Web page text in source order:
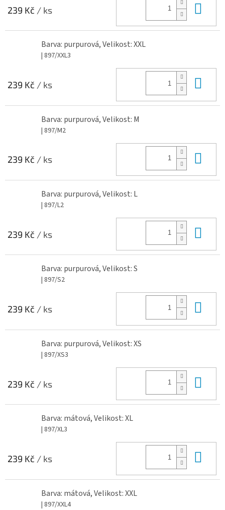
239 Kč / ks
Barva: purpurová, Velikost: XXL
| 897/XXL3
239 Kč / ks
Barva: purpurová, Velikost: M
| 897/M2
239 Kč / ks
Barva: purpurová, Velikost: L
| 897/L2
239 Kč / ks
Barva: purpurová, Velikost: S
| 897/S2
239 Kč / ks
Barva: purpurová, Velikost: XS
| 897/XS3
239 Kč / ks
Barva: mátová, Velikost: XL
| 897/XL3
239 Kč / ks
Barva: mátová, Velikost: XXL
| 897/XXL4